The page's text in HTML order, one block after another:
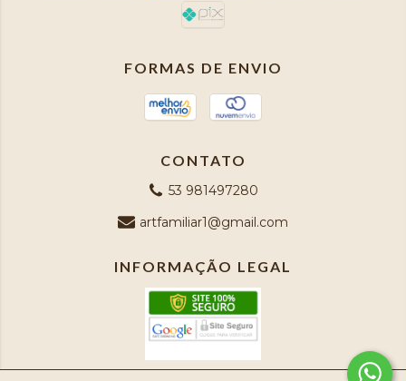
FORMAS DE ENVIO
CONTATO
53 981497280
artfamiliar1@gmail.com
INFORMAÇÃO LEGAL